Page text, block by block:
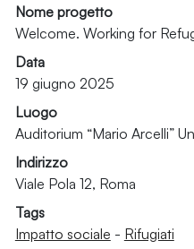
Nome progetto
Welcome. Working for
Data
19 giugno 2025
Luogo
Auditorium “Mario Arcelli”
Indirizzo
Viale Pola 12, Roma
Tags
Impatto sociale - Rifugiati